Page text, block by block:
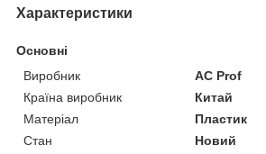
Характеристики
Основні
Виробник
AC Prof
Країна виробник
Китай
Матеріал
Пластик
Стан
Новий